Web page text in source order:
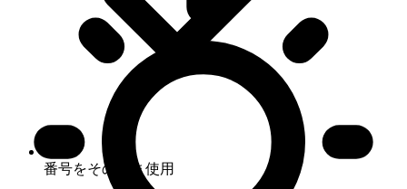
番号をそのまま使用